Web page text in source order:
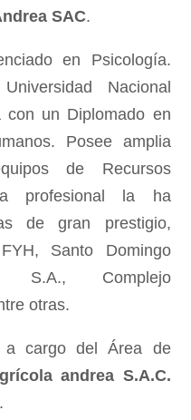
SAC.
en Psicología.
Nacional
con un Diplomado en
Posee amplia
de Recursos
profesional la ha
de gran prestigio,
Santo Domingo
S.A., Complejo
otras.
a cargo del Área de
andrea S.A.C.